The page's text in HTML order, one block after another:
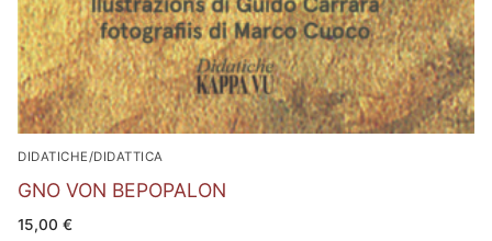
DIDATICHE/DIDATTICA
GNO VON BEPOPALON
15,00 €